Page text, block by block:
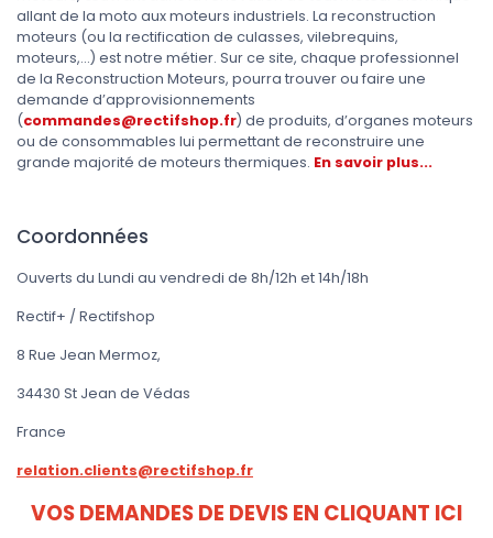
allant de la moto aux moteurs industriels. La reconstruction
moteurs (ou la rectification de culasses, vilebrequins,
moteurs,...) est notre métier. Sur ce site, chaque professionnel
de la Reconstruction Moteurs, pourra trouver ou faire une
demande d’approvisionnements
(commandes@rectifshop.fr) de produits, d’organes moteurs
ou de consommables lui permettant de reconstruire une
grande majorité de moteurs thermiques. En savoir plus...
Coordonnées
Ouverts du Lundi au vendredi de 8h/12h et 14h/18h
Rectif+ / Rectifshop
8 Rue Jean Mermoz,
34430 St Jean de Védas
France
relation.clients@rectifshop.fr
VOS DEMANDES DE DEVIS EN CLIQUANT ICI